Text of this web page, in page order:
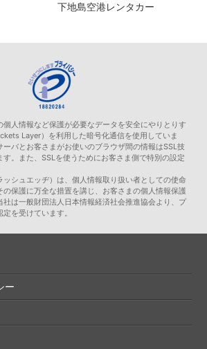
下地島空港レンタカー
個人情報など保護が必要なデータを安全にやりとりす
Layer）を利用した暗号化通信を使用していま
バとお客さまがお使いのブラウザ間の情報はSSL技
。また、SSLを使うためにお客さま側で特別の設定
ッシュエッヂ）は、個人情報取り扱い者としての使命
の保護に万全な措置を講じ、お客さまの個人情報保護
社は一般財団法人日本情報経済社会推進協会より、プ
を受けています。
ー